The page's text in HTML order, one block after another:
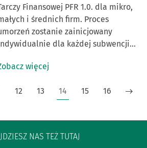
Finansowej PFR 1.0. dla mikro,
i średnich firm. Proces
zostanie zainicjowany
dla każdej subwencji…
więcej
12 13 14 15 16
NAS TEŻ TUTAJ